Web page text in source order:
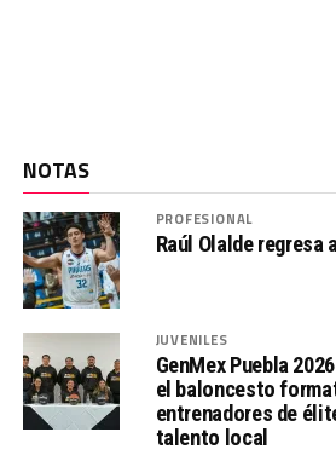
NOTAS
PROFESIONAL
Raúl Olalde regresa
JUVENILES
GenMex Puebla
el baloncesto
entrenadores de
talento local